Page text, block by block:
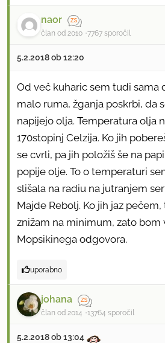
naor
član od 2010 7767 sporočil
5.2.2018 ob 12:20
Od več kuharic sem tudi sama
malo ruma, žganja poskrbi, da
napijejo olja. Temperatura olja
170stopinj Celzija. Ko jih
se cvrli, pa jih položiš še na
popije olje. To o temperaturi
slišala na radiu na jutranjem
Majde Rebolj. Ko jih jaz
znižam na minimum, zato bom
Mopsikinega odgovora.
uporabno
johana
član od 2014 13764 sporočil
5.2.2018 ob 13:04